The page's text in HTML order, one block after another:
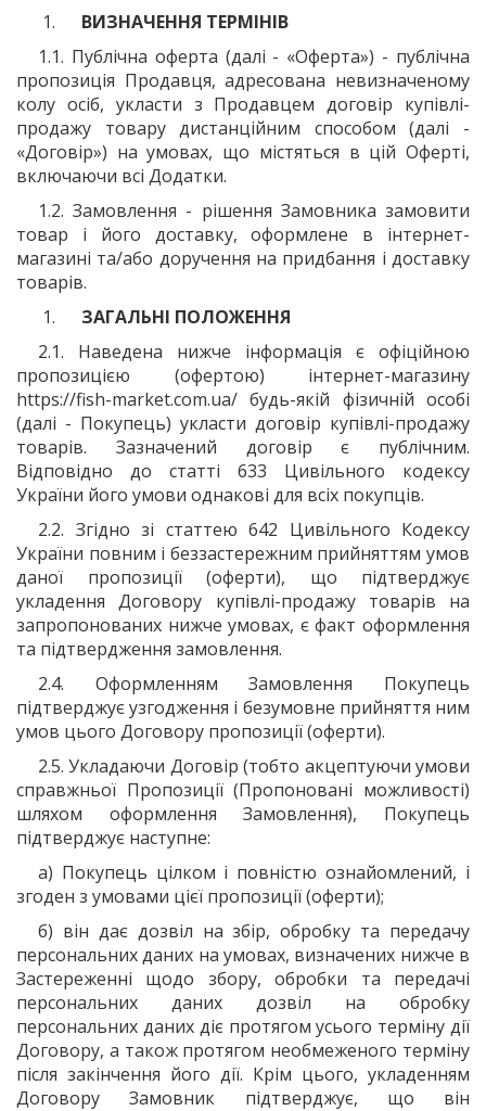
ВИЗНАЧЕННЯ ТЕРМІНІВ
1.1. Публічна оферта (далі - «Оферта») - публічна
пропозиція Продавця, адресована невизначеному
колу осіб, укласти з Продавцем договір купівлі-
продажу товару дистанційним способом (далі -
«Договір») на умовах, що містяться в цій Оферті,
включаючи всі Додатки.
1.2. Замовлення - рішення Замовника замовити
товар і його доставку, оформлене в інтернет-
магазині та/або доручення на придбання і доставку
товарів.
ЗАГАЛЬНІ ПОЛОЖЕННЯ
2.1. Наведена нижче інформація є офіційною
пропозицією (офертою) інтернет-магазину
https://fish-market.com.ua/ будь-якій фізичній особі
(далі - Покупець) укласти договір купівлі-продажу
товарів. Зазначений договір є публічним.
Відповідно до статті 633 Цивільного кодексу
України його умови однакові для всіх покупців.
2.2. Згідно зі статтею 642 Цивільного Кодексу
України повним і беззастережним прийняттям умов
даної пропозиції (оферти), що підтверджує
укладення Договору купівлі-продажу товарів на
запропонованих нижче умовах, є факт оформлення
та підтвердження замовлення.
2.4. Оформленням Замовлення Покупець
підтверджує узгодження і безумовне прийняття ним
умов цього Договору пропозиції (оферти).
2.5. Укладаючи Договір (тобто акцептуючи умови
справжньої Пропозиції (Пропоновані можливості)
шляхом оформлення Замовлення), Покупець
підтверджує наступне:
а) Покупець цілком і повністю ознайомлений, і
згоден з умовами цієї пропозиції (оферти);
б) він дає дозвіл на збір, обробку та передачу
персональних даних на умовах, визначених нижче в
Застереженні щодо збору, обробки та передачі
персональних даних дозвіл на обробку
персональних даних діє протягом усього терміну дії
Договору, а також протягом необмеженого терміну
після закінчення його дії. Крім цього, укладенням
Договору Замовник підтверджує, що він